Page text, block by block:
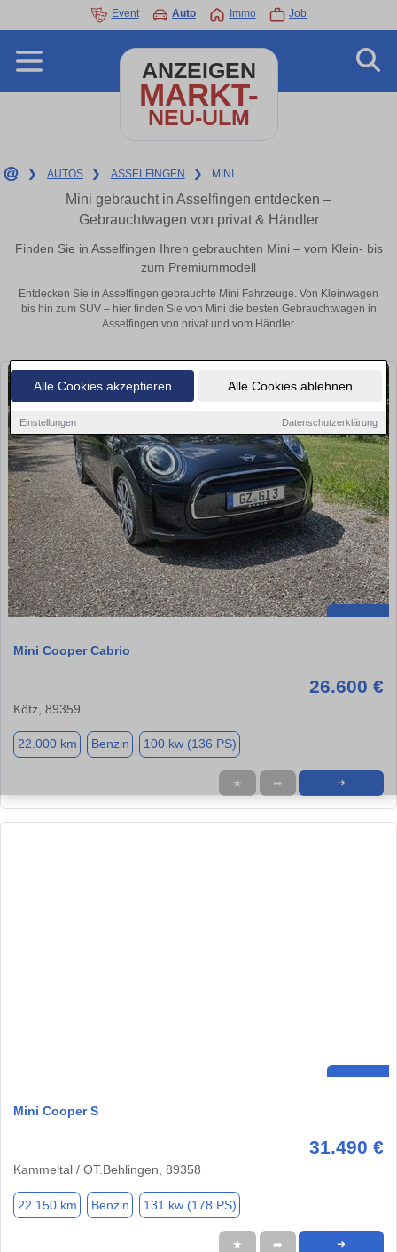
Alle Cookies akzeptieren Alle Cookies ablehnen
Einstellungen Datenschutzerklärung
Event Auto Immo Job
ANZEIGEN
MARKT-
NEU-ULM
❯ AUTOS ❯ ASSELFINGEN ❯ MINI
Mini gebraucht in Asselfingen entdecken –
Gebrauchtwagen von privat & Händler
Finden Sie in Asselfingen Ihren gebrauchten Mini – vom Klein- bis
zum Premiummodell
Entdecken Sie in Asselfingen gebrauchte Mini Fahrzeuge. Von Kleinwagen
bis hin zum SUV – hier finden Sie von Mini die besten Gebrauchtwagen in
Asselfingen von privat und vom Händler.
Mini Cooper Cabrio
26.600 €
Kötz, 89359
22.000 km Benzin 100 kw (136 PS)
★ ➦ ➜
Mini Cooper S
31.490 €
Kammeltal / OT.Behlingen, 89358
22.150 km Benzin 131 kw (178 PS)
★ ➦ ➜